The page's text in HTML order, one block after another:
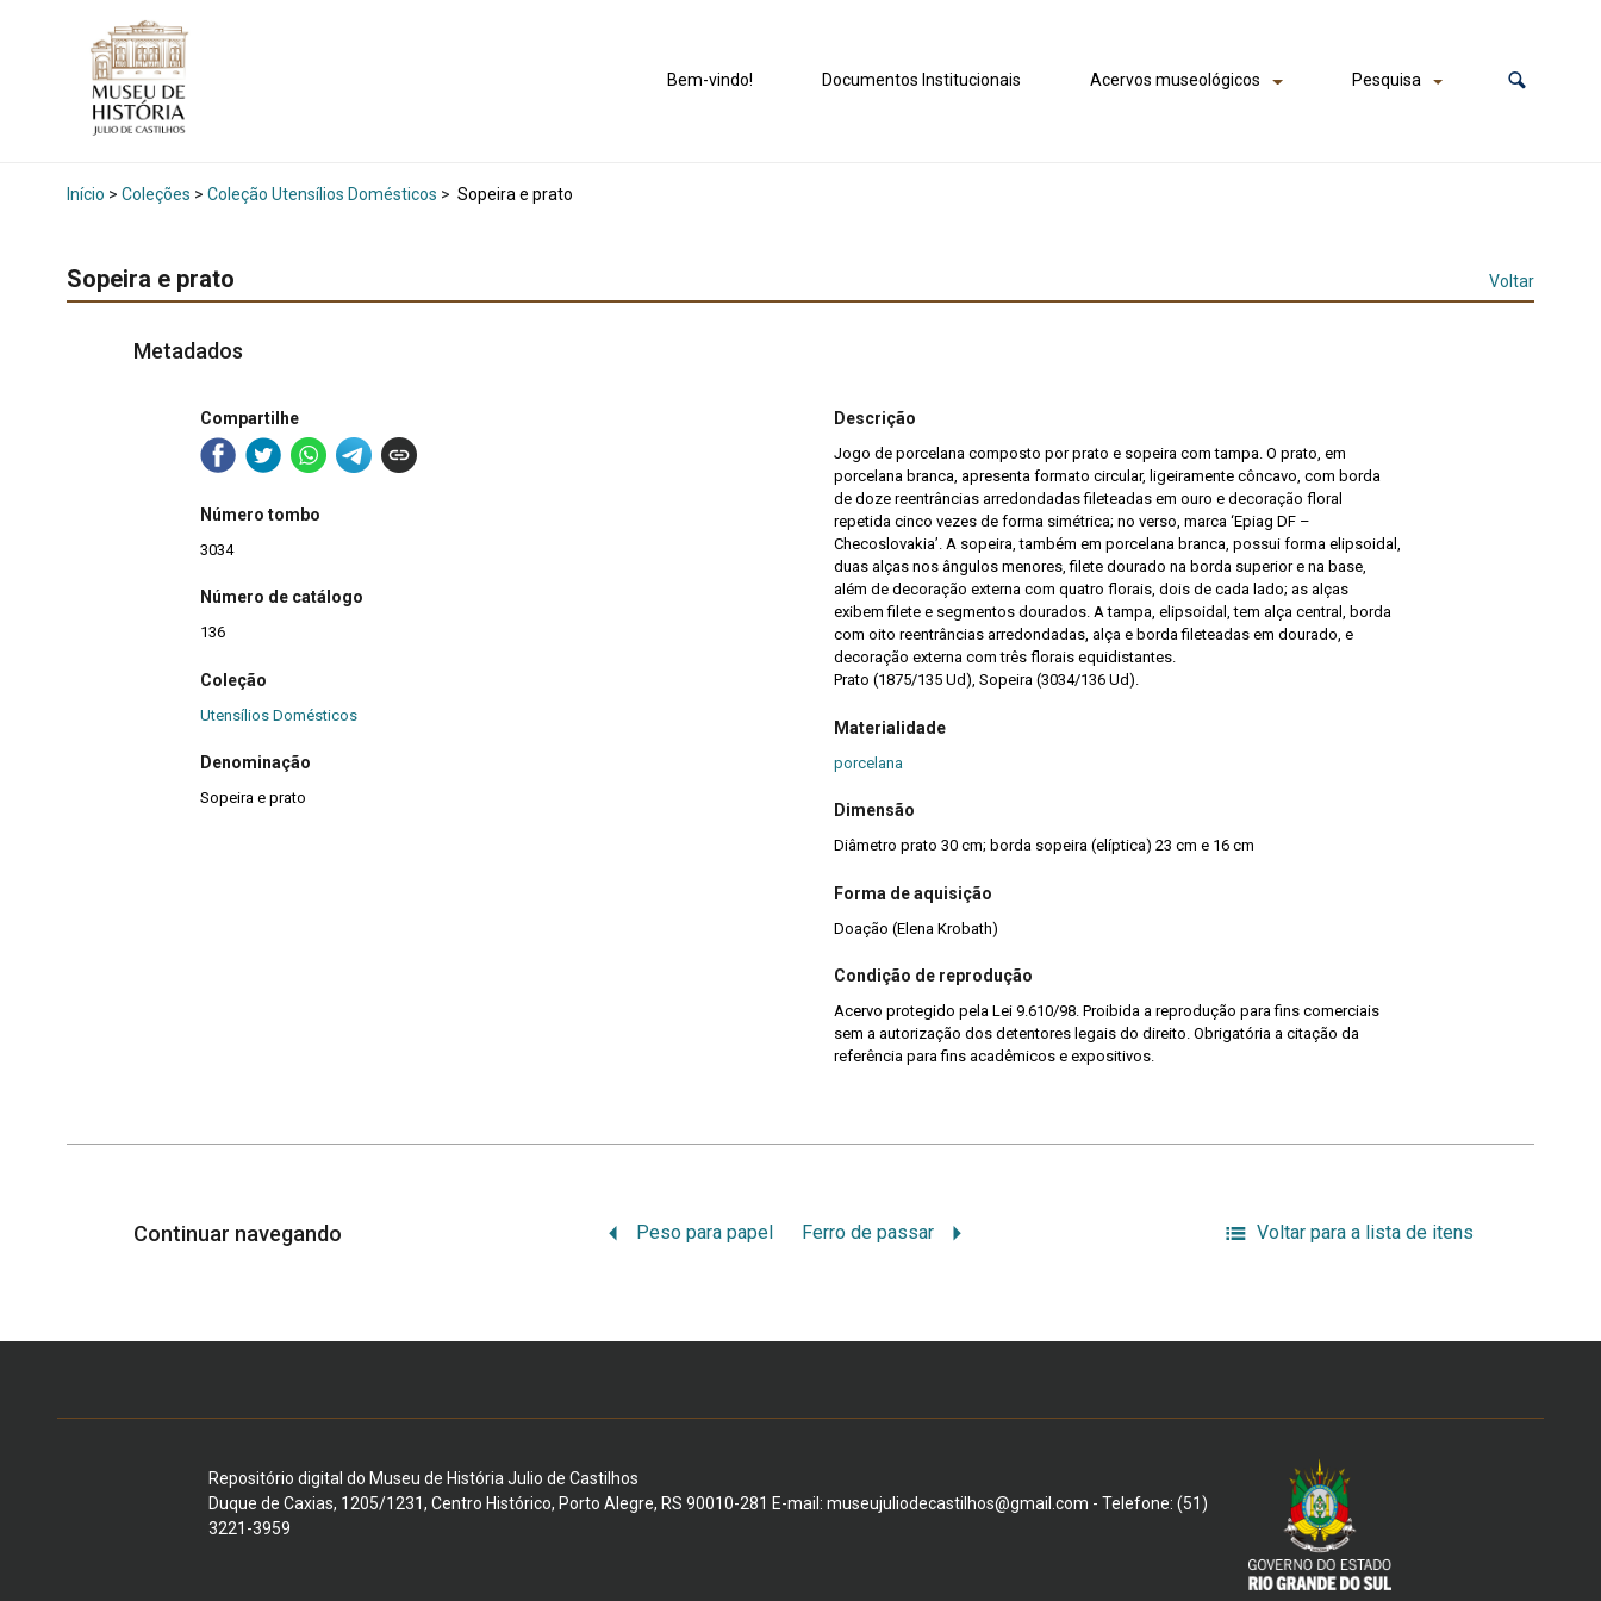
Bem-vindo! Documentos Institucionais Acervos museológicos Pesquisa
Início > Coleções > Coleção Utensílios Domésticos > Sopeira e prato
Sopeira e prato Voltar
Metadados
Compartilhe
Número tombo
3034
Número de catálogo
136
Coleção
Utensílios Domésticos
Denominação
Sopeira e prato
Descrição
Jogo de porcelana composto por prato e sopeira com tampa. O prato, em
porcelana branca, apresenta formato circular, ligeiramente côncavo, com borda
de doze reentrâncias arredondadas fileteadas em ouro e decoração floral
repetida cinco vezes de forma simétrica; no verso, marca ‘Epiag DF –
Checoslovakia’. A sopeira, também em porcelana branca, possui forma elipsoidal,
duas alças nos ângulos menores, filete dourado na borda superior e na base,
além de decoração externa com quatro florais, dois de cada lado; as alças
exibem filete e segmentos dourados. A tampa, elipsoidal, tem alça central, borda
com oito reentrâncias arredondadas, alça e borda fileteadas em dourado, e
decoração externa com três florais equidistantes.
Prato (1875/135 Ud), Sopeira (3034/136 Ud).
Materialidade
porcelana
Dimensão
Diâmetro prato 30 cm; borda sopeira (elíptica) 23 cm e 16 cm
Forma de aquisição
Doação (Elena Krobath)
Condição de reprodução
Acervo protegido pela Lei 9.610/98. Proibida a reprodução para fins comerciais
sem a autorização dos detentores legais do direito. Obrigatória a citação da
referência para fins acadêmicos e expositivos.
Continuar navegando Peso para papel Ferro de passar Voltar para a lista de itens
Repositório digital do Museu de História Julio de Castilhos
Duque de Caxias, 1205/1231, Centro Histórico, Porto Alegre, RS 90010-281 E-mail: museujuliodecastilhos@gmail.com - Telefone: (51)
3221-3959